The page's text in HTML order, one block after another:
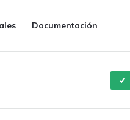
Documentación